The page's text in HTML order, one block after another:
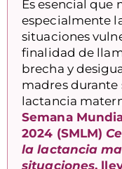
Es esencial que
especialmente
situaciones
finalidad de
brecha y
madres durante
lactancia
Semana
2024 (SMLM)
la lactancia
situaciones,